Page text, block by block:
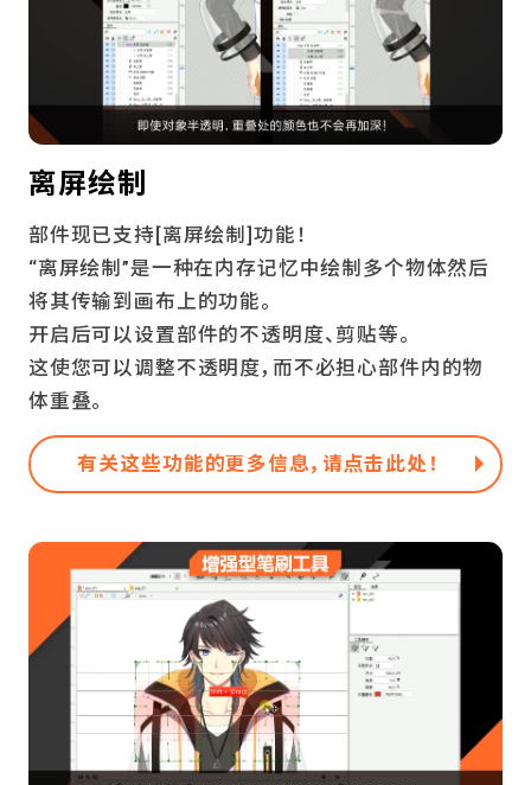
离屏绘制
部件现已支持[离屏绘制]功能！
“离屏绘制”是一种在内存记忆中绘制多个物体然后
将其传输到画布上的功能。
开启后可以设置部件的不透明度、剪贴等。
这使您可以调整不透明度，而不必担心部件内的物
体重叠。
有关这些功能的更多信息，请点击此处！